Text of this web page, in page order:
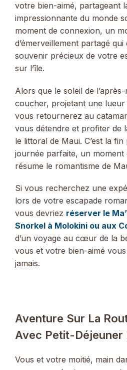
votre bien-aimé, partageant
impressionnante du monde
moment de connexion, un
d’émerveillement partagé
souvenir précieux de votre
sur l’île.
Alors que le soleil de
coucher, projetant une lueur
vous retournerez au
vous détendre et profiter de
le littoral de Maui. C’est la fin
journée parfaite, un moment
résume le romantisme de
Si vous recherchez une
lors de votre escapade
vous devriez réserver le
Snorkel à Molokini ou aux
d’un voyage au cœur de la
vous et votre bien-aimé
jamais.
Aventure Sur La
Avec Petit-Déjeuner
Vous et votre moitié, main